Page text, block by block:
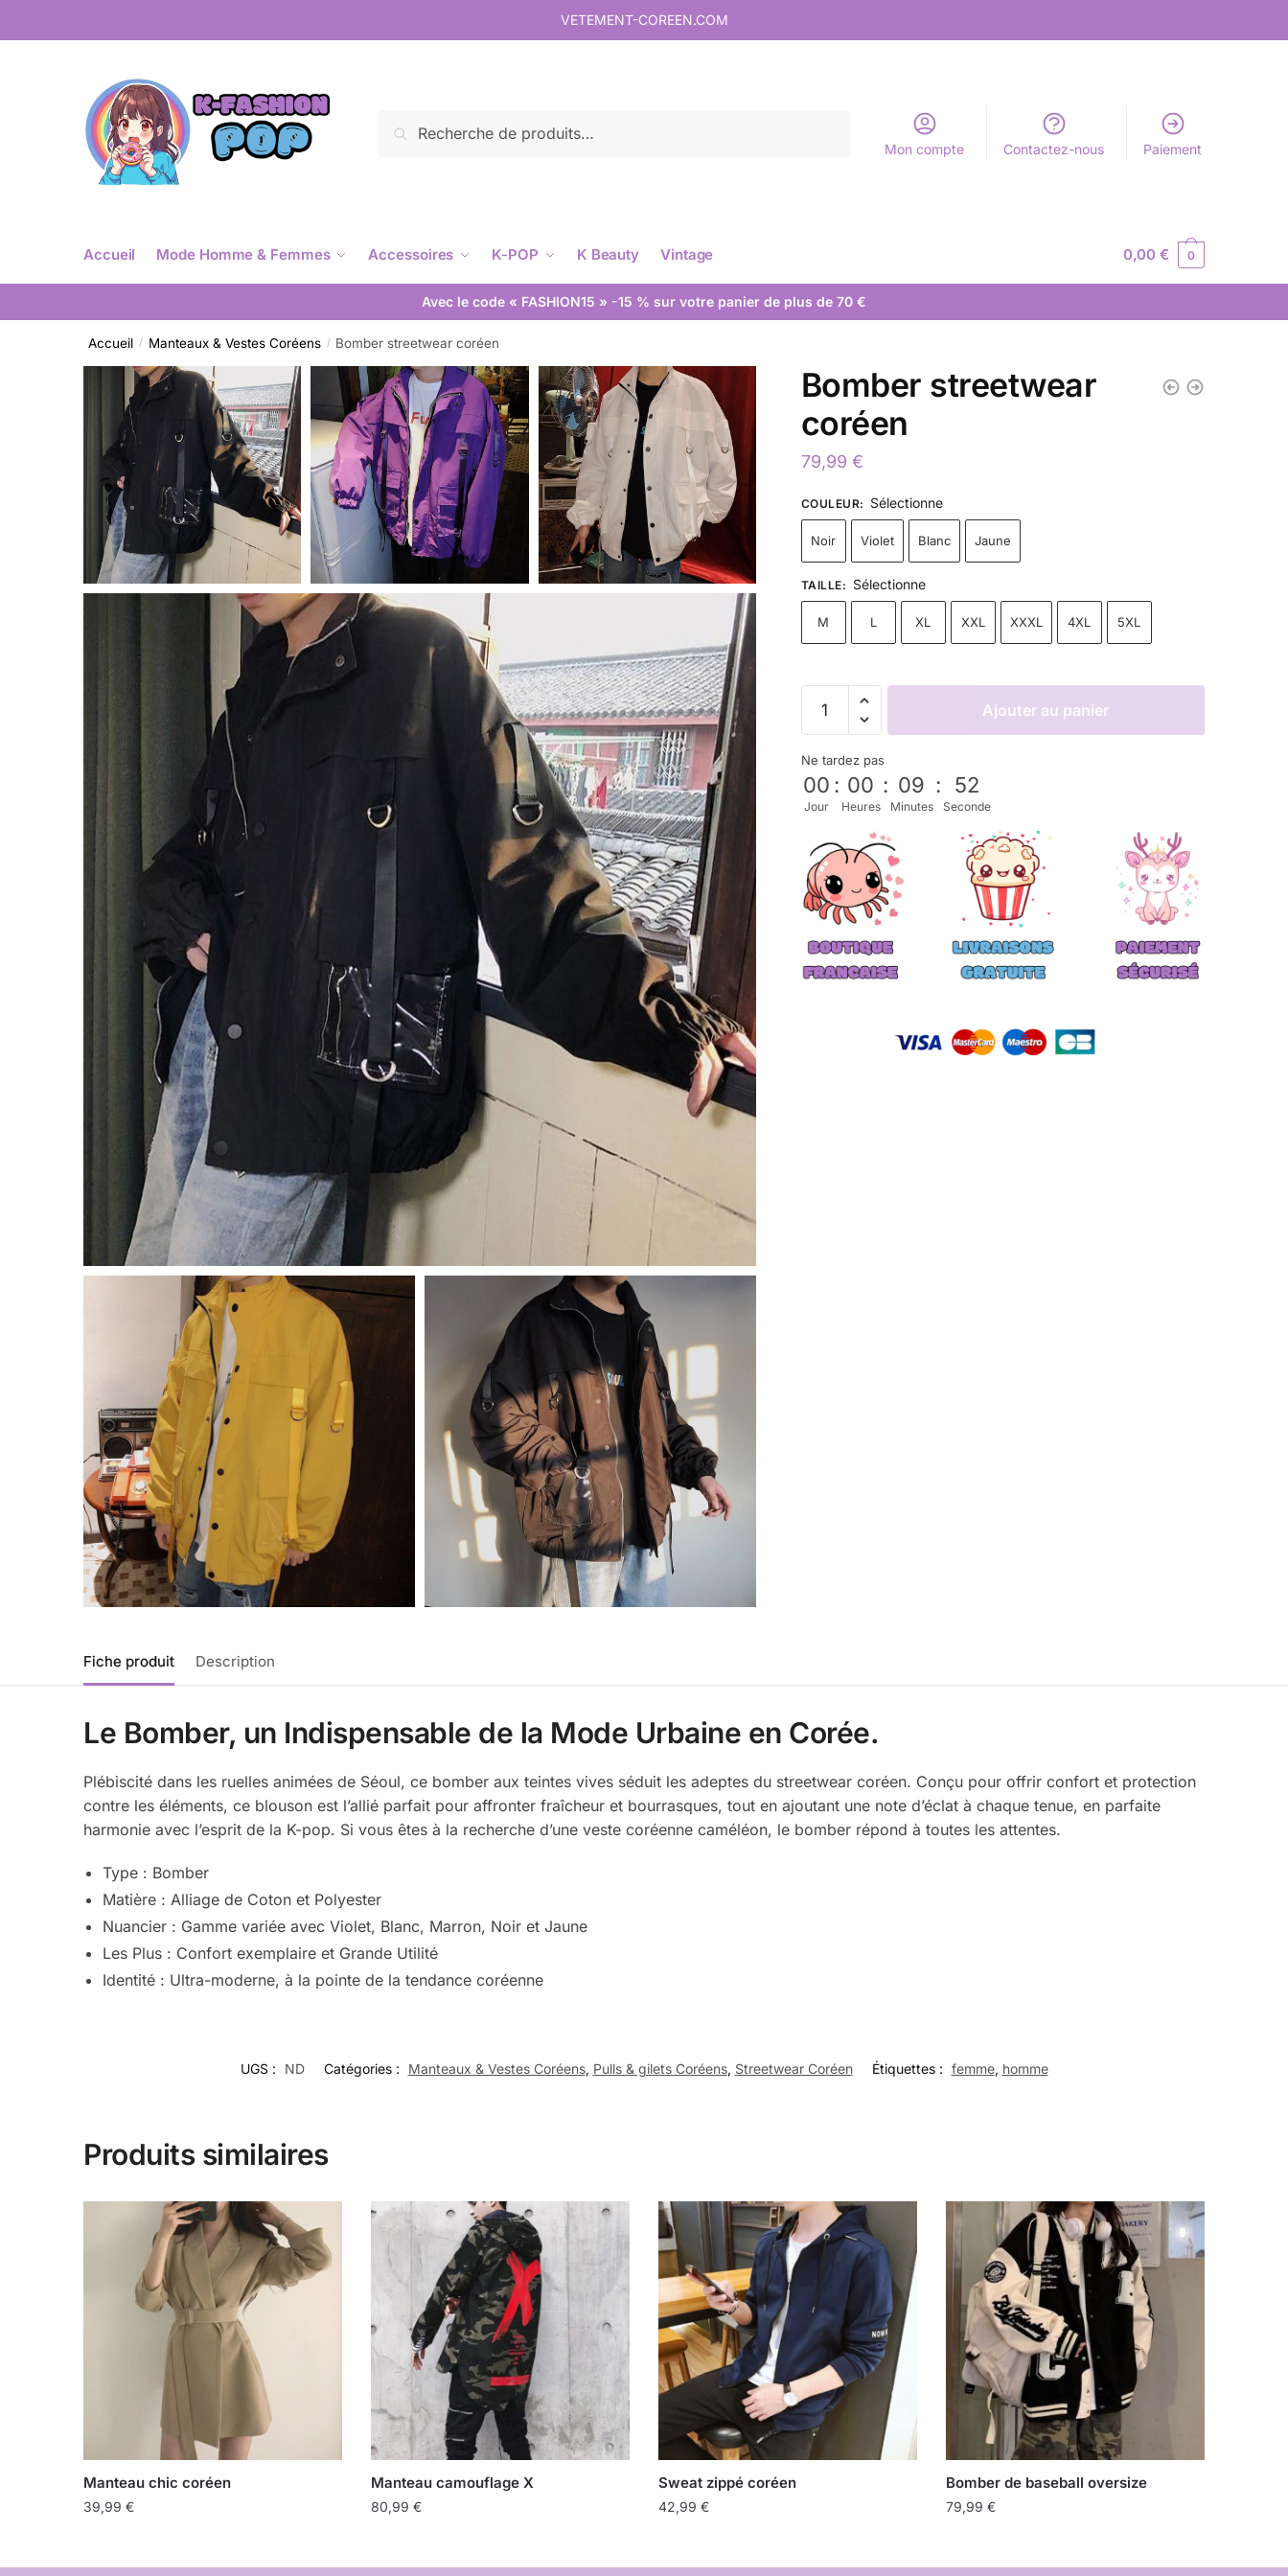
VETEMENT-COREEN.COM
Recherche
Mon compte Contactez-nous Paiement
Accueil Mode Homme & Femmes Accessoires K-POP K Beauty Vintage 0,00€ 0
Avec le code « FASHION15 » -15 % sur votre panier de plus de 70 €
Accueil / Manteaux & Vestes Coréens / Bomber streetwear coréen
Bomber streetwear
coréen
79,99 €
COULEUR: Sélectionne
Noir Violet Blanc Jaune
TAILLE: Sélectionne
M L XL XXL XXXL 4XL 5XL
Ajouter au panier
Ne tardez pas
00
Jour
: 00
Heures
: 09
Minutes
: 50
Seconde
Fiche produit Description
Le Bomber, un Indispensable de la Mode Urbaine en Corée.
Plébiscité dans les ruelles animées de Séoul, ce bomber aux teintes vives séduit les adeptes du streetwear coréen. Conçu pour offrir confort et protection
contre les éléments, ce blouson est l’allié parfait pour affronter fraîcheur et bourrasques, tout en ajoutant une note d’éclat à chaque tenue, en parfaite
harmonie avec l’esprit de la K-pop. Si vous êtes à la recherche d’une veste coréenne caméléon, le bomber répond à toutes les attentes.
Type : Bomber
Matière : Alliage de Coton et Polyester
Nuancier : Gamme variée avec Violet, Blanc, Marron, Noir et Jaune
Les Plus : Confort exemplaire et Grande Utilité
Identité : Ultra-moderne, à la pointe de la tendance coréenne
UGS : ND Catégories : Manteaux & Vestes Coréens, Pulls & gilets Coréens, Streetwear Coréen Étiquettes : femme, homme
Produits similaires
Manteau chic coréen
39,99€
Manteau camouflage X
80,99 €
Sweat zippé coréen
42,99 €
Bomber de baseball oversize
79,99 €